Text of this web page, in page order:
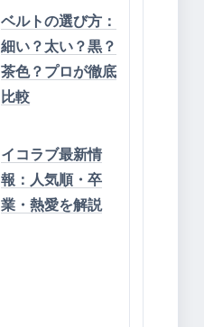
ベルトの選び方：
細い？太い？黒？
茶色？プロが徹底
比較
イコラブ最新情
報：人気順・卒
業・熱愛を解説